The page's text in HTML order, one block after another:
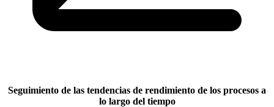
Seguimiento de las tendencias de rendimiento de los procesos a
lo largo del tiempo